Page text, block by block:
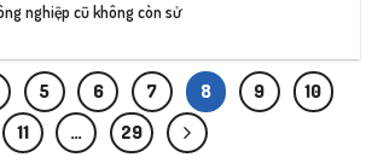
nghiệp cũ không còn sử
5 6 7 8 9
10
11
… 29